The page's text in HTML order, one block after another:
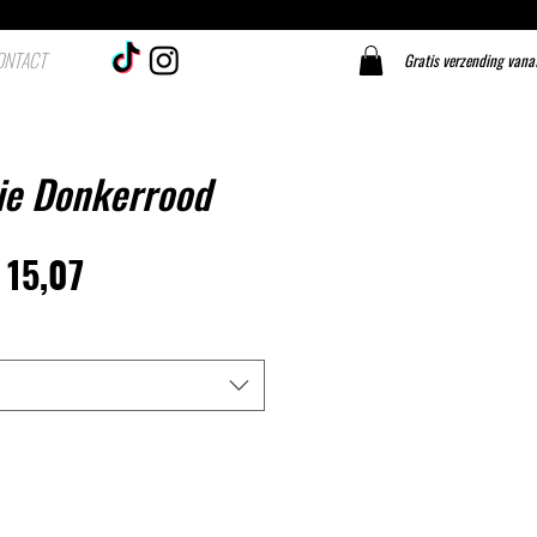
Gratis verzending
Donkerrood
Verkoopprijs